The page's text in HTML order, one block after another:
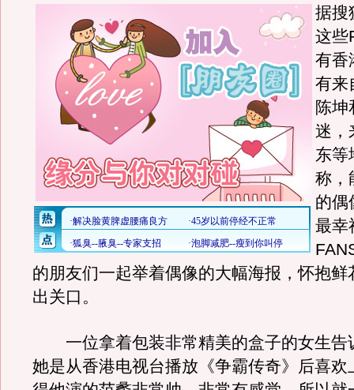
据搜
这些
有香
有来
陈坤
迷，
东等
称，
的偶
最幸
的朋友们一起举着偶像的大幅海报，怀抱鲜
出关口。
一位拿着包装非常精美的盒子的女生告
她是从香港电视台播放《争霸传奇》后喜欢